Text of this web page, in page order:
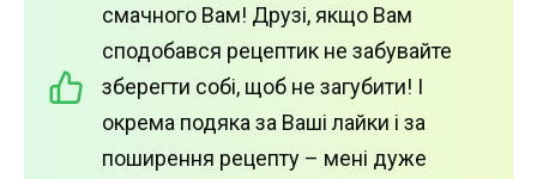
смачного Вам! Друзі, якщо Вам
сподобався рецептик не забувайте
зберегти собі, щоб не загубити! І
окрема подяка за Ваші лайки і за
поширення рецепту – мені дуже